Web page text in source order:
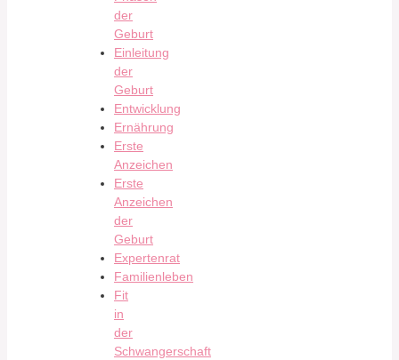
der
Geburt
Einleitung
der
Geburt
Entwicklung
Ernährung
Erste
Anzeichen
Erste
Anzeichen
der
Geburt
Expertenrat
Familienleben
Fit
in
der
Schwangerschaft